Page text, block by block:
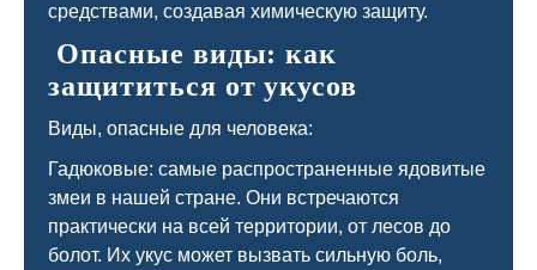
средствами, создавая химическую защиту.
Опасные виды: как
защититься от укусов
Виды, опасные для человека:
Гадюковые: самые распространенные ядовитые
змеи в нашей стране. Они встречаются
практически на всей территории, от лесов до
болот. Их укус может вызвать сильную боль,